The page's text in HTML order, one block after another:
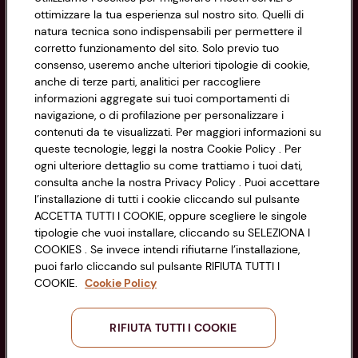
Privacy Policy
Cookie Policy
Impostazioni Cookie
Accessibilità
CONAD SOCIETÀ COOPERATIVA
Via Michelino, 59 | 40127 BOLOGNA
Codice Fiscale e Registro Imprese
di Bologna 00865960157
PARTITA IVA 03320960374
Servizio clienti
Seguici sui Social:
ottimizzare la tua esperienza sul nostro sito. Quelli di
natura tecnica sono indispensabili per permettere il
corretto funzionamento del sito. Solo previo tuo
consenso, useremo anche ulteriori tipologie di cookie,
anche di terze parti, analitici per raccogliere
informazioni aggregate sui tuoi comportamenti di
navigazione, o di profilazione per personalizzare i
contenuti da te visualizzati. Per maggiori informazioni su
queste tecnologie, leggi la nostra Cookie Policy . Per
ogni ulteriore dettaglio su come trattiamo i tuoi dati,
consulta anche la nostra Privacy Policy . Puoi accettare
l’installazione di tutti i cookie cliccando sul pulsante
ACCETTA TUTTI I COOKIE, oppure scegliere le singole
tipologie che vuoi installare, cliccando su SELEZIONA I
COOKIES . Se invece intendi rifiutarne l’installazione,
puoi farlo cliccando sul pulsante RIFIUTA TUTTI I
COOKIE. Cookie Policy
RIFIUTA TUTTI I COOKIE